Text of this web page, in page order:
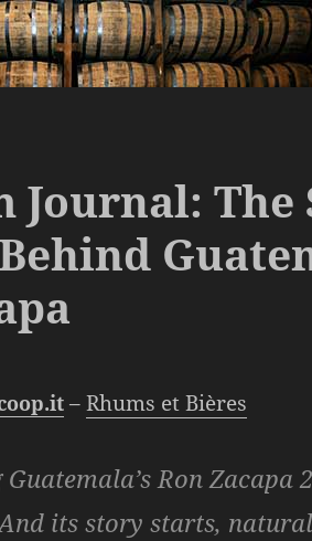
Journal: The
–Rhums et Bières
Ron Zacapa
its story starts,